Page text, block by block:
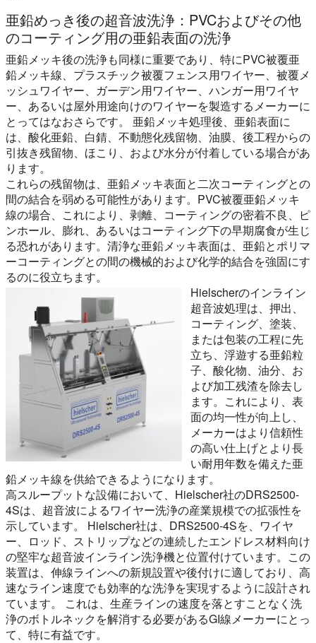
亜鉛めっき後の超音波洗浄：PVCおよびその他
のコーティング用の亜鉛表面の洗浄
亜鉛メッキ後の洗浄も同様に重要であり、特にPVC被覆亜
鉛メッキ線、プラスチック被覆フェンス用ワイヤー、被覆メ
ッシュワイヤー、ガーデン用ワイヤー、ハンガー用ワイヤ
ー、あるいは屋外用途向けのワイヤーを製造するメーカーに
とってはなおさらです。 亜鉛メッキ処理後、亜鉛表面に
は、酸化亜鉛、白錆、不動態化残留物、油膜、後工程からの
引抜き残留物、ほこり、および水分が付着している場合があ
ります。
これらの残留物は、亜鉛メッキ表面と二次コーティングとの
間の結合を弱める可能性があります。PVC被覆亜鉛メッキ
線の場合、これにより、剥離、コーティングの密着不良、ピ
ンホール、膨れ、あるいはコーティング下の早期腐食が生じ
る恐れがあります。清浄な亜鉛メッキ表面は、亜鉛とポリマ
ーコーティングとの間の機械的および化学的結合を強固にす
るのに役立ちます。
Hielscherのインライン
超音波処理は、押出、
コーティング、塗装、
または包装の工程に先
立ち、浮遊する亜鉛粒
子、酸化物、油分、お
よび加工残渣を除去し
ます。これにより、表
面の均一性が向上し、
メーカーはより信頼性
の高い仕上げとより長
い耐用年数を備えた亜
鉛メッキ線を供給できるようになります。
高スループットな設備において、Hielscher社のDRS2500-
4Sは、超音波によるワイヤー洗浄の産業規模での拡張性を
示しています。 Hielscher社は、DRS2500-4Sを、ワイヤ
ー、ロッド、ストリップなどの連続したエンドレス材料向け
の堅牢な超音波インライン洗浄機と位置付けています。この
装置は、伸線ラインへの新規設置や後付けに適しており、高
速なライン速度でも効率的な洗浄を実現するように設計され
ています。 これは、生産ラインの速度を落とすことなく洗
浄のボトルネックを解消する必要があるGI線メーカーにとっ
て、特に有益です。